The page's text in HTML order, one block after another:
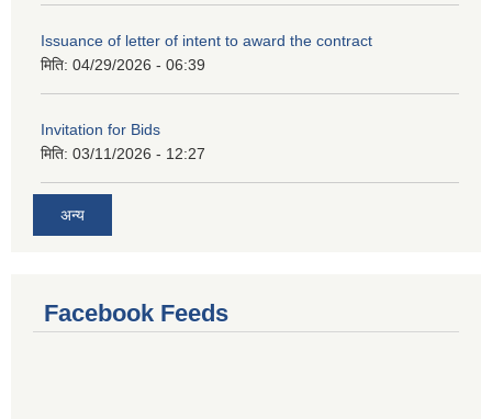
Issuance of letter of intent to award the contract
मिति: 04/29/2026 - 06:39
Invitation for Bids
मिति: 03/11/2026 - 12:27
अन्य
Facebook Feeds